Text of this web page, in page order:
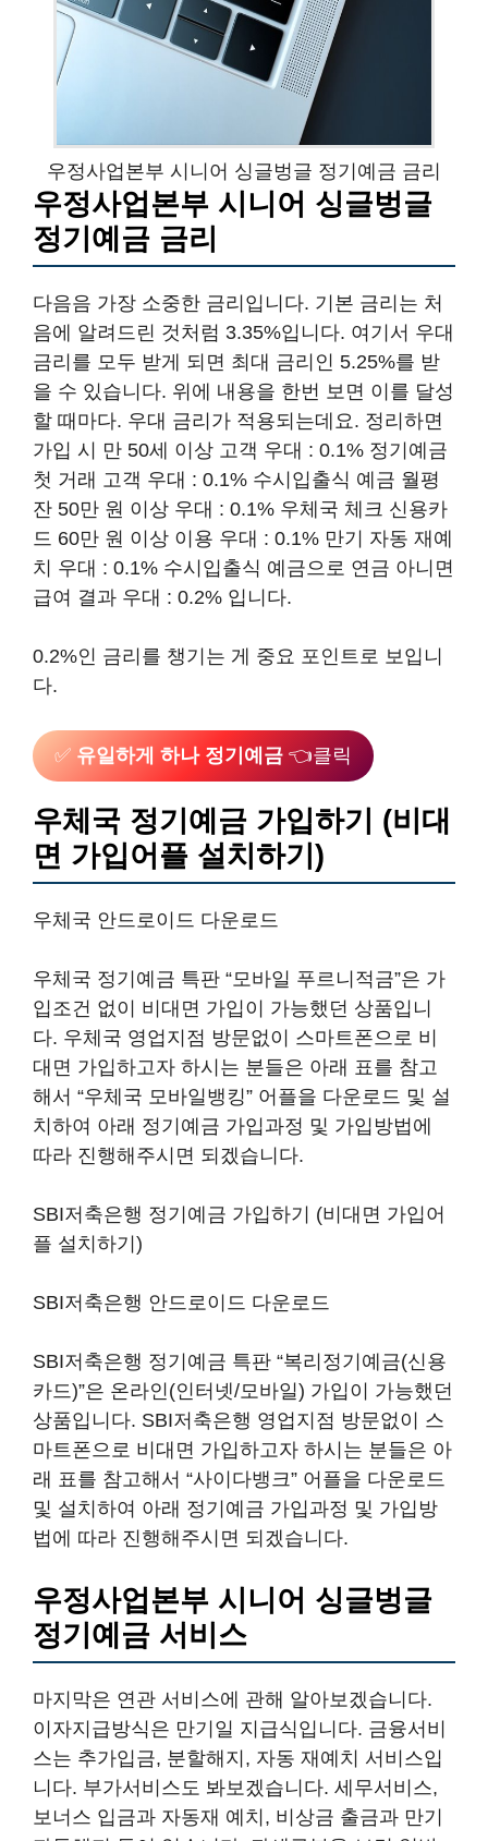
우정사업본부 시니어 싱글벙글 정기예금 금리
우정사업본부 시니어 싱글벙글
정기예금 금리
다음음 가장 소중한 금리입니다. 기본 금리는 처
음에 알려드린 것처럼 3.35%입니다. 여기서 우대
금리를 모두 받게 되면 최대 금리인 5.25%를 받
을 수 있습니다. 위에 내용을 한번 보면 이를 달성
할 때마다. 우대 금리가 적용되는데요. 정리하면
가입 시 만 50세 이상 고객 우대 : 0.1% 정기예금
첫 거래 고객 우대 : 0.1% 수시입출식 예금 월평
잔 50만 원 이상 우대 : 0.1% 우체국 체크 신용카
드 60만 원 이상 이용 우대 : 0.1% 만기 자동 재예
치 우대 : 0.1% 수시입출식 예금으로 연금 아니면
급여 결과 우대 : 0.2% 입니다.
0.2%인 금리를 챙기는 게 중요 포인트로 보입니
다.
✅ 유일하게 하나 정기예금 👈클릭
우체국 정기예금 가입하기 (비대
면 가입어플 설치하기)
우체국 안드로이드 다운로드
우체국 정기예금 특판 “모바일 푸르니적금”은 가
입조건 없이 비대면 가입이 가능했던 상품입니
다. 우체국 영업지점 방문없이 스마트폰으로 비
대면 가입하고자 하시는 분들은 아래 표를 참고
해서 “우체국 모바일뱅킹” 어플을 다운로드 및 설
치하여 아래 정기예금 가입과정 및 가입방법에
따라 진행해주시면 되겠습니다.
SBI저축은행 정기예금 가입하기 (비대면 가입어
플 설치하기)
SBI저축은행 안드로이드 다운로드
SBI저축은행 정기예금 특판 “복리정기예금(신용
카드)”은 온라인(인터넷/모바일) 가입이 가능했던
상품입니다. SBI저축은행 영업지점 방문없이 스
마트폰으로 비대면 가입하고자 하시는 분들은 아
래 표를 참고해서 “사이다뱅크” 어플을 다운로드
및 설치하여 아래 정기예금 가입과정 및 가입방
법에 따라 진행해주시면 되겠습니다.
우정사업본부 시니어 싱글벙글
정기예금 서비스
마지막은 연관 서비스에 관해 알아보겠습니다.
이자지급방식은 만기일 지급식입니다. 금융서비
스는 추가입금, 분할해지, 자동 재예치 서비스입
니다. 부가서비스도 봐보겠습니다. 세무서비스,
보너스 입금과 자동재 예치, 비상금 출금과 만기